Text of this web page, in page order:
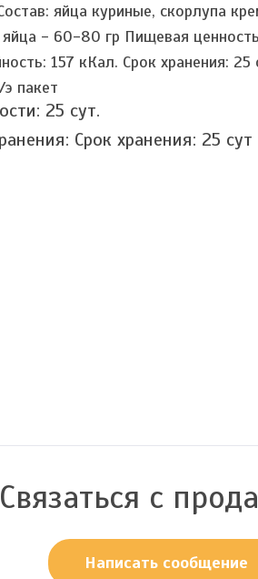
яйца куриные, скорлупа
- 60-80 гр Пищевая
157 кКал. Срок хранения:
пакет
25 сут.
Срок хранения: 25
Связаться с
Написать сообщение